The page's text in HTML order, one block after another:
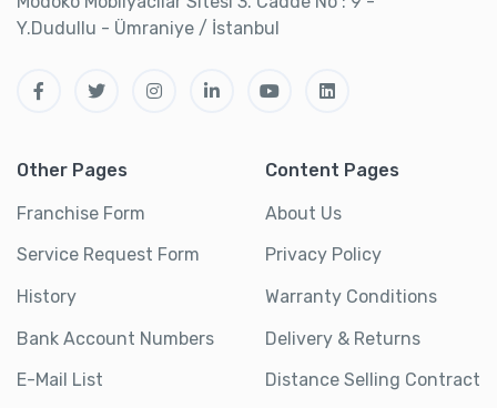
Y.Dudullu - Ümraniye / İstanbul
Other Pages
Franchise Form
Service Request Form
History
Bank Account Numbers
E-Mail List
Content Pages
About Us
Privacy Policy
Warranty Conditions
Delivery & Returns
Distance Selling Contract